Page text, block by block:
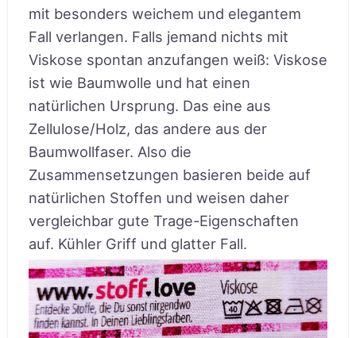
mit besonders weichem und elegantem
Fall verlangen. Falls jemand nichts mit
Viskose spontan anzufangen weiß: Viskose
ist wie Baumwolle und hat einen
natürlichen Ursprung. Das eine aus
Zellulose/Holz, das andere aus der
Baumwollfaser. Also die
Zusammensetzungen basieren beide auf
natürlichen Stoffen und weisen daher
vergleichbar gute Trage-Eigenschaften
auf. Kühler Griff und glatter Fall.